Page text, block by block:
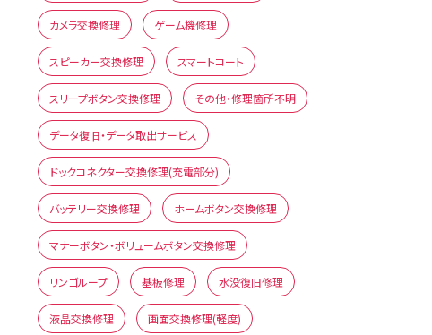
カメラ交換修理 ゲーム機修理
スピーカー交換修理 スマートコート
スリープボタン交換修理 その他・修理箇所不明
データ復旧・データ取出サービス
ドックコネクター交換修理(充電部分)
バッテリー交換修理 ホームボタン交換修理
マナーボタン・ボリュームボタン交換修理
リンゴループ 基板修理 水没復旧修理
液晶交換修理 画面交換修理(軽度)